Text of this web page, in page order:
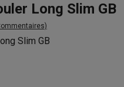
Long Slim GB